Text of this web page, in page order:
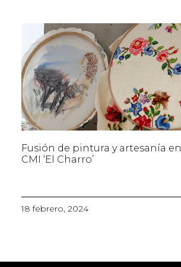
Fusión de pintura y artesanía en
CMI ‘El Charro’
18 febrero, 2024